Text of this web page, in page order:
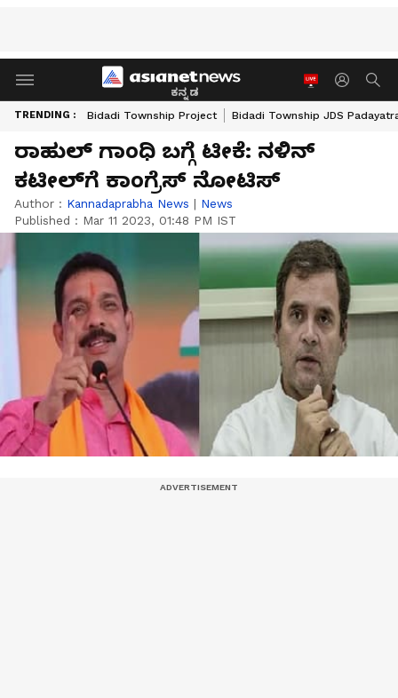
ಕನ್ನಡ
TRENDING : Bidadi Township Project Bidadi Township JDS
ರಾಹುಲ್‌ ಗಾಂಧಿ ಬಗ್ಗೆ ಟೀಕೆ: ನಳಿನ್‌
ಕಟೀಲ್‌ಗೆ ಕಾಂಗ್ರೆಸ್‌ ನೋಟಿಸ್‌
Author : Kannadaprabha News | News
Published : Mar 11 2023, 01:48 PM IST